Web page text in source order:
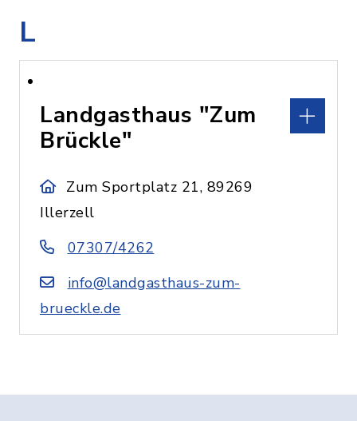
L
Landgasthaus "Zum
Brückle"
Zum Sportplatz 21, 89269
Illerzell
07307/4262
info@landgasthaus-zum-
brueckle.de